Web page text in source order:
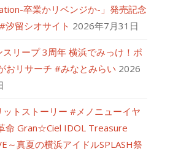
卒業かリベンジか-」発売記念
汐留シオサイト 2026年7月31日
リープ 3周年 横浜でみっけ！ポ
おリサーチ #みなとみらい 2026
トストーリー #メノニューイヤ
命 Gran☆Ciel IDOL Treasure
～真夏の横浜アイドルSPLASH祭